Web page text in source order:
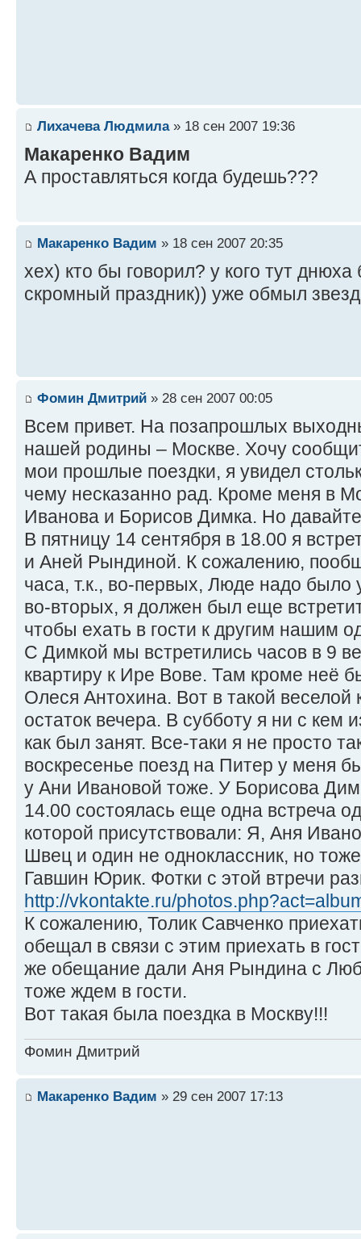
Лихачева Людмила» 18 сен 2007 19:36
Макаренко Вадим
А проставляться когда будешь???
Макаренко Вадим » 18 сен 2007 20:35
хех) кто бы говорил? у кого тут
скромный праздник)) уже обмыл
Фомин Дмитрий » 28 сен 2007 00:05
Всем привет. На позапрошлых
нашей родины – Москве. Хочу
мои прошлые поездки, я увидел
чему несказанно рад. Кроме меня в
Иванова и Борисов Димка. Но
В пятницу 14 сентября в 18.00 я
и Аней Рындиной. К сожалению,
часа, т.к., во-первых, Люде надо было
во-вторых, я должен был еще
чтобы ехать в гости к другим нашим
С Димкой мы встретились часов в 9
квартиру к Ире Вове. Там кроме неё
Олеся Антохина. Вот в такой
остаток вечера. В субботу я ни с кем
как был занят. Все-таки я не просто
воскресенье поезд на Питер у меня
у Ани Ивановой тоже. У Борисова
14.00 состоялась еще одна встреча
которой присутствовали: Я, Аня
Швец и один не одноклассник, но
Гавшин Юрик. Фотки с этой втречи
http://vkontakte.ru/
К сожалению, Толик Савченко
обещал в связи с этим приехать в
же обещание дали Аня Рындина с
тоже ждем в гости.
Вот такая была поездка в Москву!!!
Фомин Дмитрий
Макаренко Вадим » 29 сен 2007 17:13